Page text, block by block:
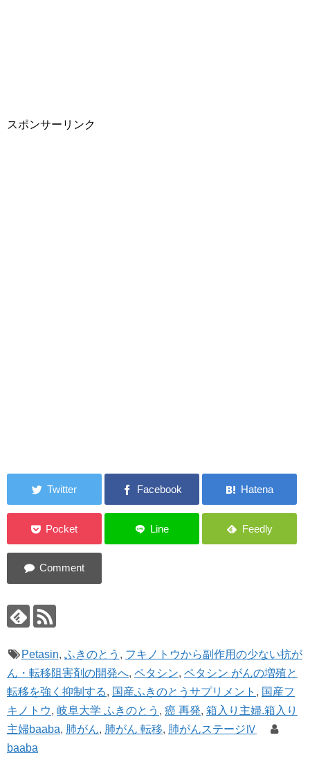
スポンサーリンク
Petasin, ふきのとう , フキノトウから副作用の少ない抗が
ん・転移阻害剤の開発へ, ペタシン, ペタシン がんの増殖と
転移を強く抑制する, 国産ふきのとうサプリメント , 国産フ
キノトウ, 岐阜大学 ふきのとう , 癌 再発, 箱入り主婦.箱入り
主婦baaba, 肺がん, 肺がん 転移, 肺がんステージⅣ
baaba